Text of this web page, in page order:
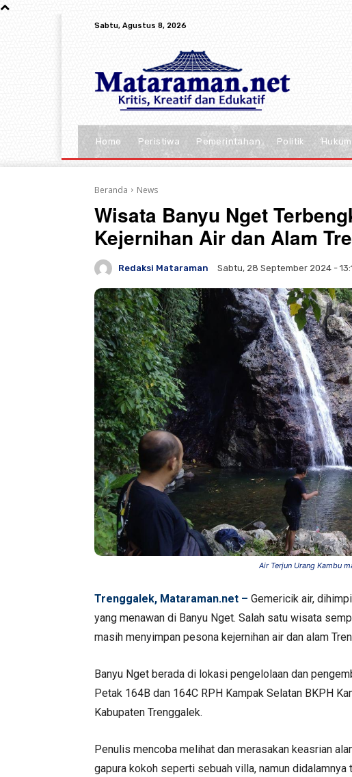
Sabtu, Agustus 8, 2026
Home Peristiwa Pemerintahan Politik
Beranda News
Wisata Banyu Nget
Kejernihan Air dan Alam
Redaksi Mataraman Sabtu, 28 September 2024 -
Air Terjun Urang Kambu
Trenggalek, Mataraman.net – Gemericik air,
yang menawan di Banyu Nget. Salah satu wisata
masih menyimpan pesona kejernihan air dan alam
Banyu Nget berada di lokasi pengelolaan dan
Petak 164B dan 164C RPH Kampak Selatan BKPH
Kabupaten Trenggalek.
Penulis mencoba melihat dan merasakan keasrian
gapura kokoh seperti sebuah villa, namun didalamnya